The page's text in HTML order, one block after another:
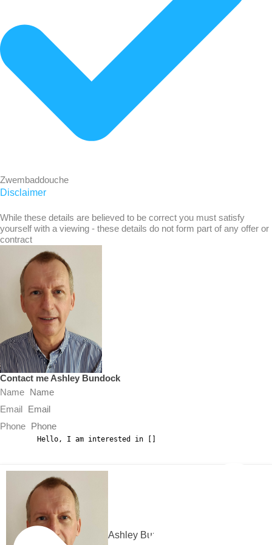
Zwembaddouche
Disclaimer
While these details are believed to be correct you must satisfy
yourself with a viewing - these details do not form part of any offer or
contract
Contact me Ashley Bundock
Name
Email
Phone
Message
GDPR Agreement*
submitted information so they can respond to my inquiry.
Send MessageAshley Bundock